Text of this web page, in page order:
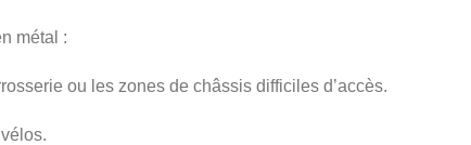
métal :
ou les zones de châssis difficiles d’accès.